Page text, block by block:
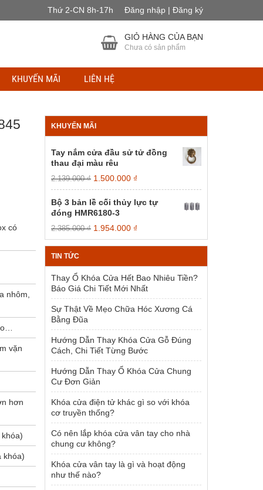
Thứ 2-CN 8h-17h Đăng nhập | Đăng ký
GIỎ HÀNG CỦA BẠN
Chưa có sản phẩm
KHUYẾN MÃI LIÊN HỆ
có
nhôm,
vặn
hơn
khóa)
KHUYẾN MÃI
Tay nắm cửa đầu sử tử đồng
thau đại màu rêu
2.139.000₫ Giá
gốc
là:
2.139.000 ₫.
1.500.000 ₫
hiện
là:
Bộ 3 bản lề cối thủy lực tự
đóng HMR6180-3
2.385.000₫ Giá
gốc
là:
1.954.000 ₫
hiện
tại
1.954.000 ₫.
TIN TỨC
Thay Ổ Khóa Cửa Hết Bao Nhiêu Tiền?
Báo Giá Chi Tiết Mới Nhất
Sự Thật Về Mẹo Chữa Hóc Xương Cá
Bằng Đũa
Hướng Dẫn Thay Khóa Cửa Gỗ Đúng
Cách, Chi Tiết Từng Bước
Hướng Dẫn Thay Ổ Khóa Cửa Chung
Cư Đơn Giản
Khóa cửa điện tử khác gì so với khóa
cơ truyền thống?
Có nên lắp khóa cửa vân tay cho nhà
chung cư không?
Khóa cửa vân tay là gì và hoạt động
như thế nào?